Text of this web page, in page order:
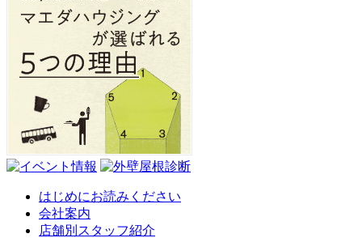
はじめにお読みください
会社案内
店舗別スタッフ紹介